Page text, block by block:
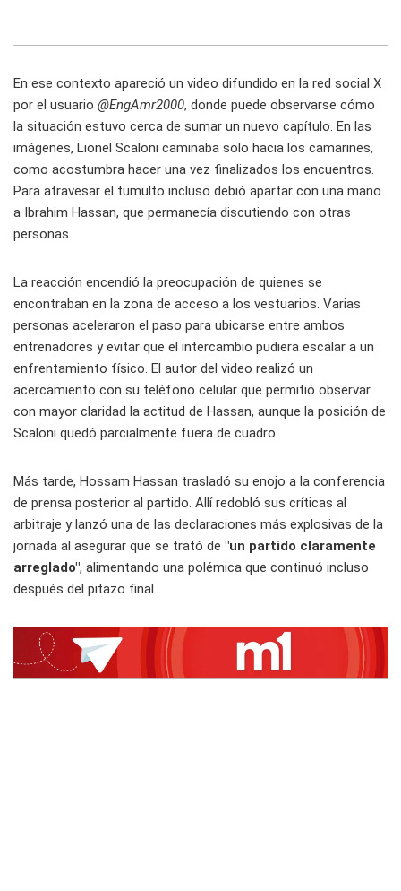
En ese contexto apareció un video difundido en la red social X
por el usuario @EngAmr2000, donde puede observarse cómo
la situación estuvo cerca de sumar un nuevo capítulo. En las
imágenes, Lionel Scaloni caminaba solo hacia los camarines,
como acostumbra hacer una vez finalizados los encuentros.
Para atravesar el tumulto incluso debió apartar con una mano
a Ibrahim Hassan, que permanecía discutiendo con otras
personas.
La reacción encendió la preocupación de quienes se
encontraban en la zona de acceso a los vestuarios. Varias
personas aceleraron el paso para ubicarse entre ambos
entrenadores y evitar que el intercambio pudiera escalar a un
enfrentamiento físico. El autor del video realizó un
acercamiento con su teléfono celular que permitió observar
con mayor claridad la actitud de Hassan, aunque la posición de
Scaloni quedó parcialmente fuera de cuadro.
Más tarde, Hossam Hassan trasladó su enojo a la conferencia
de prensa posterior al partido. Allí redobló sus críticas al
arbitraje y lanzó una de las declaraciones más explosivas de la
jornada al asegurar que se trató de "un partido claramente
arreglado", alimentando una polémica que continuó incluso
después del pitazo final.